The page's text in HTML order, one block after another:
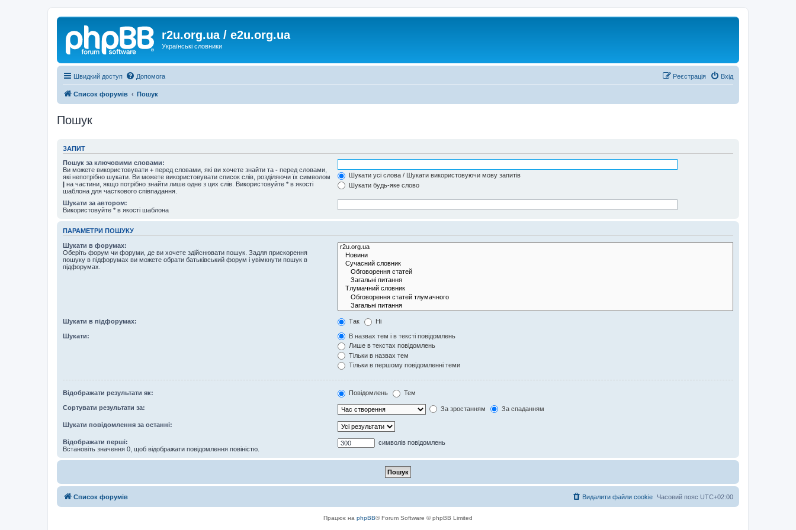
r2u.org.ua / e2u.org.ua
Українські словники
Швидкий доступ Допомога Вхід
Реєстрація
Список форумів Пошук
Пошук
ЗАПИТ
Пошук за ключовими словами:
Ви можете використовувати + перед словами, які ви хочете знайти та - перед словами,
які непотрібно шукати. Ви можете використовувати список слів, розділяючи їх символом
| на частини, якщо потрібно знайти лише одне з цих слів. Використовуйте * в якості
шаблона для часткового співпадання.
Шукати усі слова / Шукати використовуючи мову запитів
Шукати будь-яке слово
Шукати за автором:
Використовуйте * в якості шаблона
ПАРАМЕТРИ ПОШУКУ
Шукати в форумах:
Оберіть форум чи форуми, де ви хочете здійснювати пошук. Задля прискорення
пошуку в підфорумах ви можете обрати батьківський форум і увімкнути пошук в
підфорумах.
Шукати в підфорумах: Так Ні
Шукати:
В назвах тем і в тексті повідомлень
Лише в текстах повідомлень
Тільки в назвах тем
Тільки в першому повідомленні теми
Відображати результати як: Повідомлень Тем
Сортувати результати за: За зростанням За спаданням
Шукати повідомлення за останні:
Відображати перші:
Встановіть значення 0, щоб відображати повідомлення повіністю.
символів повідомлень
Список форумів Часовий пояс UTC+02:00
Видалити файли cookie
Працює на phpBB® Forum Software © phpBB Limited